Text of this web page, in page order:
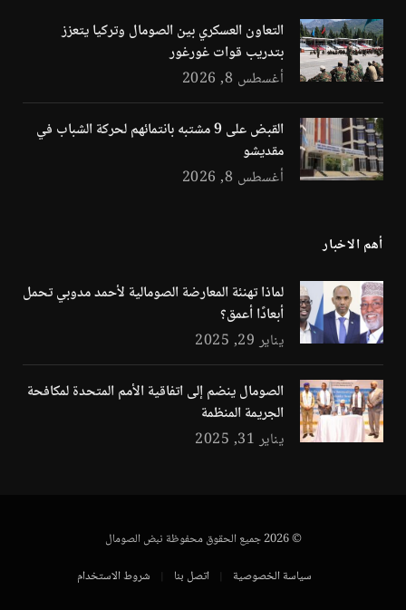
التعاون العسكري بين الصومال وتركيا يتعزز
بتدريب قوات غورغور
أغسطس 8, 2026
القبض على 9 مشتبه بانتمائهم لحركة الشباب في
مقديشو
أغسطس 8, 2026
أهم الاخبار
لماذا تهنئة المعارضة الصومالية لأحمد مدوبي تحمل
أبعادًا أعمق؟
يناير 29, 2025
الصومال ينضم إلى اتفاقية الأمم المتحدة لمكافحة
الجريمة المنظمة
يناير 31, 2025
© 2026 جميع الحقوق محفوظة نبض الصومال
سياسة الخصوصية
اتصل بنا شروط الاستخدام